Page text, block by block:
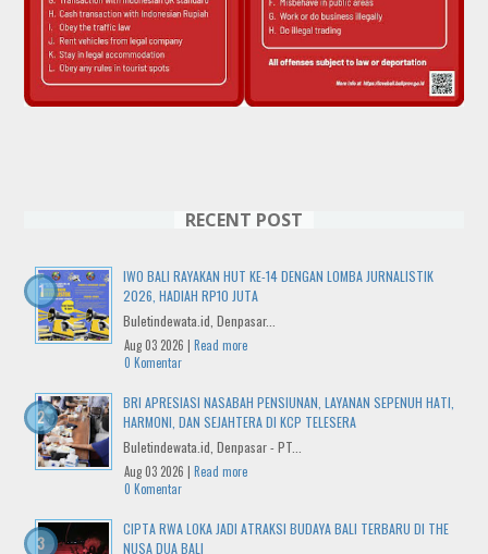
RECENT POST
IWO BALI RAYAKAN HUT KE-14 DENGAN LOMBA JURNALISTIK
2026, HADIAH RP10 JUTA
Buletindewata.id, Denpasar...
Aug 03 2026 | Read more
0 Komentar
BRI APRESIASI NASABAH PENSIUNAN, LAYANAN SEPENUH HATI,
HARMONI, DAN SEJAHTERA DI KCP TELESERA
Buletindewata.id, Denpasar - PT...
Aug 03 2026 | Read more
0 Komentar
CIPTA RWA LOKA JADI ATRAKSI BUDAYA BALI TERBARU DI THE
NUSA DUA BALI